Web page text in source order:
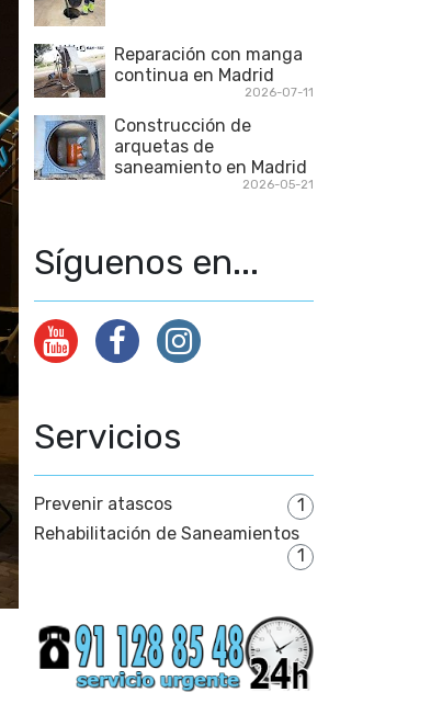
Reparación con manga
continua en Madrid
2026-07-11
Construcción de
arquetas de
saneamiento en Madrid
2026-05-21
Síguenos en...
Servicios
Prevenir atascos
1
Rehabilitación de Saneamientos
1